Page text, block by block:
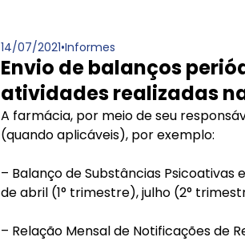
14/07/2021•Informes
Envio de balanços
atividades realizadas
A farmácia, por meio de seu
(quando aplicáveis), por exemplo:
– Balanço de Substâncias Psicoativas
de abril (1° trimestre), julho (2°
– Relação Mensal de Notificações de